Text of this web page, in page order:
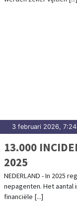
3 februari 2026,
13.000
2025
NEDERLAND - In 2025
nepagenten. Het aantal
financiële [...]